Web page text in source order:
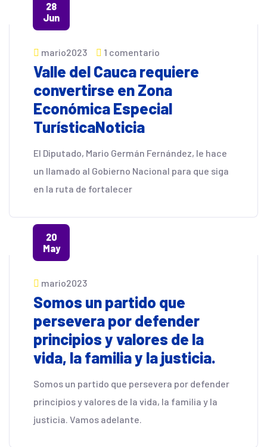
28
Jun
mario2023 1 comentario
Valle del Cauca requiere
convertirse en Zona
Económica Especial
TurísticaNoticia
El Diputado, Mario Germán Fernández, le hace
un llamado al Gobierno Nacional para que siga
en la ruta de fortalecer
20
May
mario2023
Somos un partido que
persevera por defender
principios y valores de la
vida, la familia y la justicia.
Somos un partido que persevera por defender
principios y valores de la vida, la familia y la
justicia. Vamos adelante.